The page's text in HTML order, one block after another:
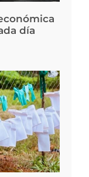
día